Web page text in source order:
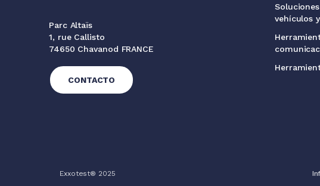
Parc Altaïs
1, rue Callisto
74650 Chavanod FRANCE
CONTACTO
vehículos
Exxotest® 2025